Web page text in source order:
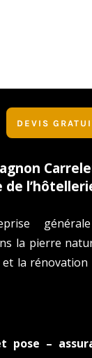
DEVIS
de
la pierre
la rénovation
pose –